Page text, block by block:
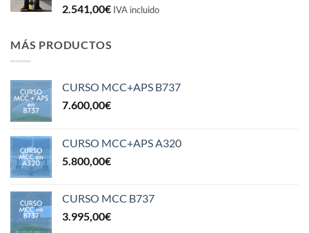
2.541,00€ IVA incluido
MÁS PRODUCTOS
CURSO MCC+APS B737
7.600,00€
CURSO MCC+APS A320
5.800,00€
CURSO MCC B737
3.995,00€